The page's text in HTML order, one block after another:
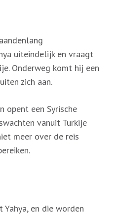
uiteindelijk en vraagt
Onderweg komt hij een
zich aan.
opent een Syrische
vanuit Turkije
meer over de reis
en die worden